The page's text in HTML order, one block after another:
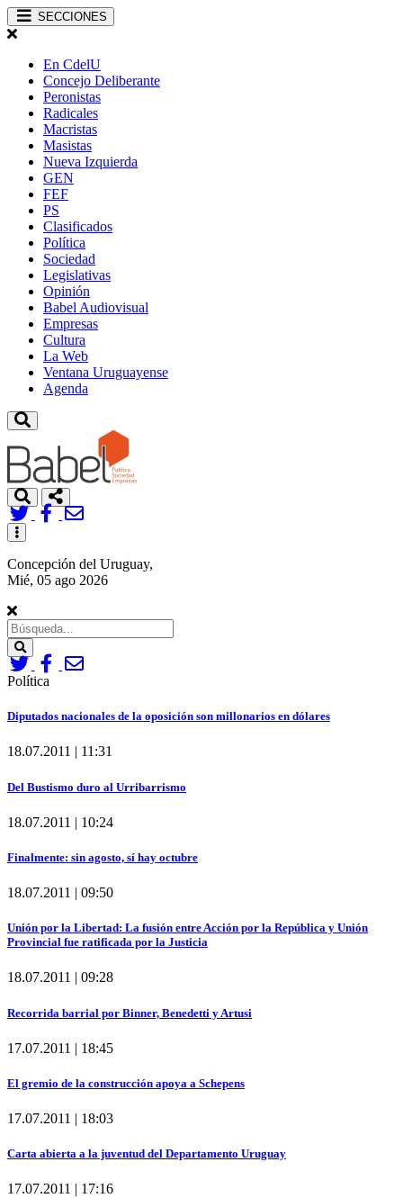
SECCIONES
En CdelU
Concejo Deliberante
Peronistas
Radicales
Macristas
Masistas
Nueva Izquierda
GEN
FEF
PS
Clasificados
Política
Sociedad
Legislativas
Opinión
Babel Audiovisual
Empresas
Cultura
La Web
Ventana Uruguayense
Agenda
Toggle
navigation
Concepción del Uruguay,
Mié, 05 ago 2026
Search
Política
Diputados nacionales de la oposición son millonarios en dólares
18.07.2011 | 11:31
Del Bustismo duro al Urribarrismo
18.07.2011 | 10:24
Finalmente: sin agosto, sí hay octubre
18.07.2011 | 09:50
Unión por la Libertad: La fusión entre Acción por la República y Unión
Provincial fue ratificada por la Justicia
18.07.2011 | 09:28
Recorrida barrial por Binner, Benedetti y Artusi
17.07.2011 | 18:45
El gremio de la construcción apoya a Schepens
17.07.2011 | 18:03
Carta abierta a la juventud del Departamento Uruguay
17.07.2011 | 17:16